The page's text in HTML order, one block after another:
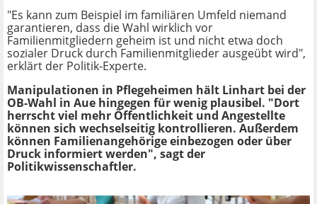
"Es kann zum Beispiel im familiären Umfeld niemand
garantieren, dass die Wahl wirklich vor
Familienmitgliedern geheim ist und nicht etwa doch
sozialer Druck durch Familienmitglieder ausgeübt wird",
erklärt der Politik-Experte.
Manipulationen in Pflegeheimen hält Linhart bei der
OB-Wahl in Aue hingegen für wenig plausibel. "Dort
herrscht viel mehr Öffentlichkeit und Angestellte
können sich wechselseitig kontrollieren. Außerdem
können Familienangehörige einbezogen oder über
Druck informiert werden", sagt der
Politikwissenschaftler.